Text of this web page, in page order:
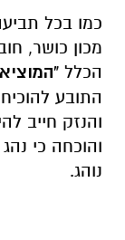
כמו בכל
מכון כושר,
הכלל
התובע
והנזק חייב
והוכחה כי
נוהג.